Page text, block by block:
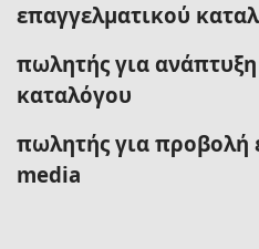
επαγγελματικού
πωλητής για
καταλόγου
πωλητής για προβολή
media